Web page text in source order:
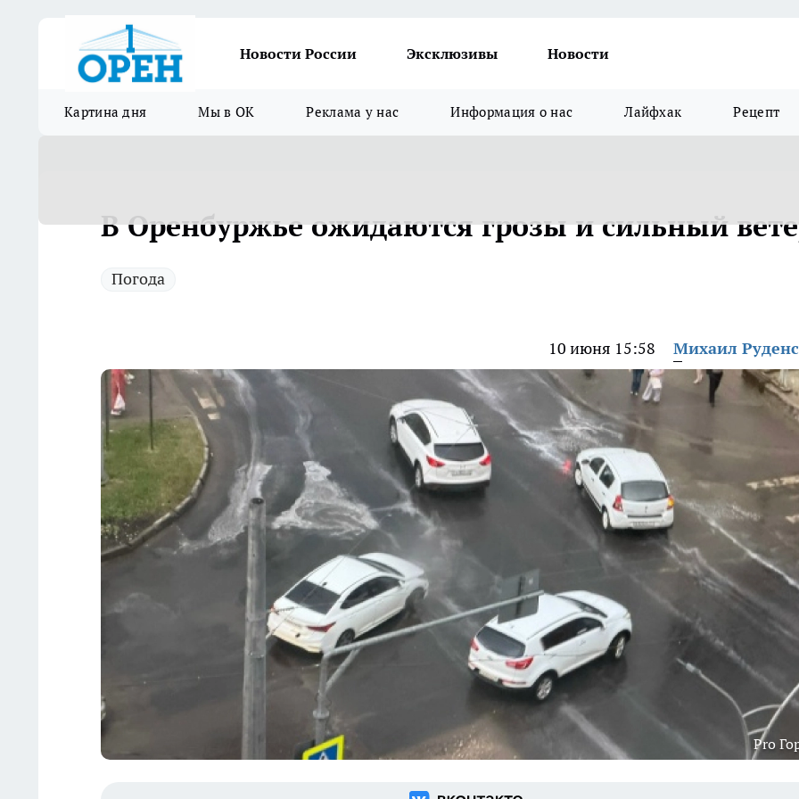
Новости России Эксклюзивы Новости
Картина дня Мы в ОК Реклама у нас Информация о нас Лайфхак Рецепт
В Оренбуржье ожидаются грозы и сильный
Погода
10 июня 15:58 Михаил
Pro